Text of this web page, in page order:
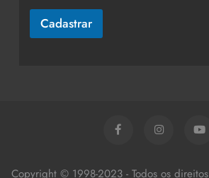
Cadastrar
Copyright © 1998-2023 - Todos os